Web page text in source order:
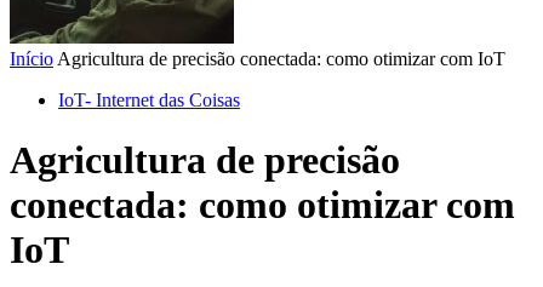
Início Agricultura de precisão conectada: como otimizar com IoT
IoT- Internet das Coisas
Agricultura de precisão
conectada: como otimizar com
IoT